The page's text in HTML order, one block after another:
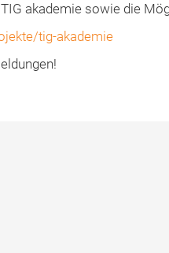
akademie sowie die
tig-akademie